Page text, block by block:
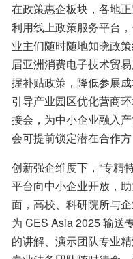
在政策惠企板块，各地
利用线上政策服务平台
业主们随时随地知晓政
届亚洲消费电子技术贸
握补贴政策，降低参展
引导产业园区优化营商
接会，为中小企业融入
会可提前锁定潜在合作方
创新强企维度下，“专精
平台向中小企业开放，
面，高校、科研院所与
为 CES Asia 2025 输
的讲解、演示团队专业